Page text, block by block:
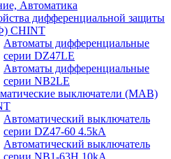
Автоматика
дифференциальной защиты
CHINT
Автоматы дифференциальные
серии DZ47LE
Автоматы дифференциальные
серии NB2LE
выключатели (МАВ)
Автоматический выключатель
серии DZ47-60 4.5kA
Автоматический выключатель
серии NB1-63H 10kA